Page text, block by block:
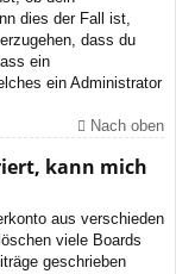
dies der Fall ist,
dass du
ein
ein Administrator
Nach oben
kann mich
aus verschieden
viele Boards
geschrieben